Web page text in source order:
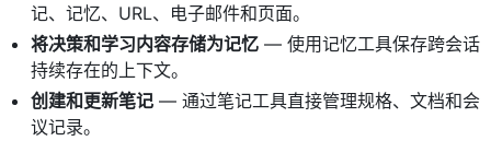
记、记忆、URL、电子邮件和页面。
将决策和学习内容存储为记忆 — 使用记忆工具保存跨会话
持续存在的上下文。
创建和更新笔记 — 通过笔记工具直接管理规格、文档和会
议记录。